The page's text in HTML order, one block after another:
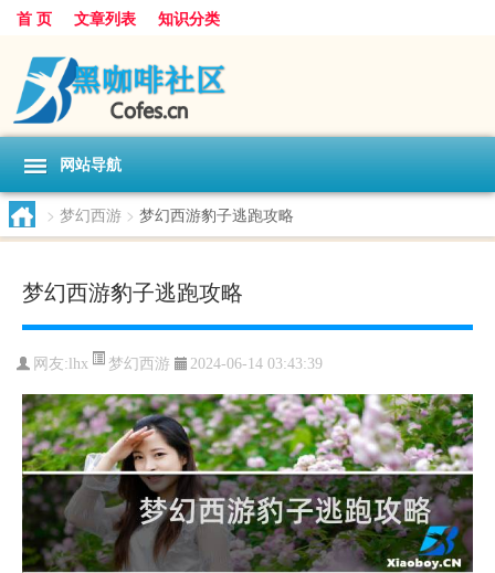
首 页 文章列表 知识分类
网站导航
> 梦幻西游 > 梦幻西游豹子逃跑攻略
梦幻西游豹子逃跑攻略
网友: lhx 梦幻西游 2024-06-14 03:43:39